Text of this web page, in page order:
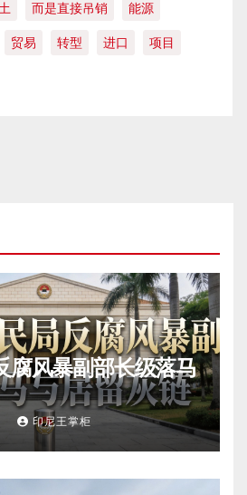
而是直接吊销 能源
贸易 转型 进口 项目
腐风暴副部长级落马
印尼王掌柜